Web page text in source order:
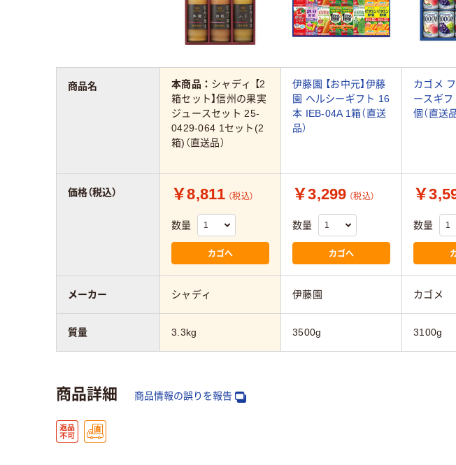
本商品： シャディ 【2
箱セット】信州の果実
ジュースセット 25-
0429-064 1セット(2
箱)（直送品）
伊藤園 【お中元】伊藤
園 ヘルシーギフト 16
本 IEB-04A 1箱（直送
品）
カゴメ
ースギ
個（直送品
￥8,811 （税込）
数量
カゴへ
￥3,299 （税込）
数量
カゴへ
￥
数量
シャディ 伊藤園 カゴメ
3.3kg 3500g 3100g
商品名
価格（税込）
メーカー
質量
商品詳細 商品情報の誤りを報告